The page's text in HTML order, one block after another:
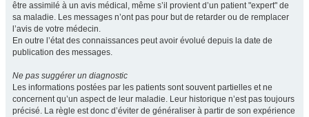
être assimilé à un avis médical, même s’il provient d’un patient "expert" de
sa maladie. Les messages n’ont pas pour but de retarder ou de remplacer
l’avis de votre médecin.
En outre l’état des connaissances peut avoir évolué depuis la date de
publication des messages.
Ne pas suggérer un diagnostic
Les informations postées par les patients sont souvent partielles et ne
concernent qu’un aspect de leur maladie. Leur historique n’est pas toujours
précisé. La règle est donc d’éviter de généraliser à partir de son expérience